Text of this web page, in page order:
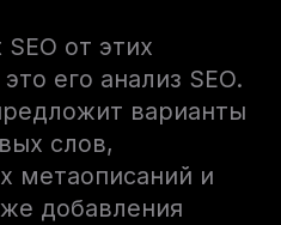
от этих
его анализ SEO.
варианты
слов,
метаописаний и
добавления